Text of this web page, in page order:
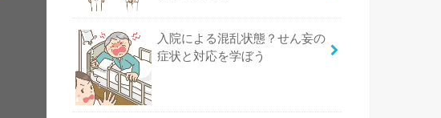
入院による混乱状態？せん妄の
症状と対応を学ぼう